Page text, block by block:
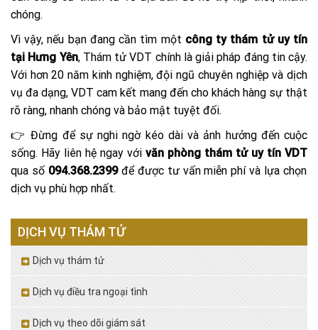
chóng.
Vì vậy, nếu bạn đang cần tìm một công ty thám tử uy tín
tại Hưng Yên, Thám tử VDT chính là giải pháp đáng tin cậy.
Với hơn 20 năm kinh nghiệm, đội ngũ chuyên nghiệp và dịch
vụ đa dạng, VDT cam kết mang đến cho khách hàng sự thật
rõ ràng, nhanh chóng và bảo mật tuyệt đối.
👉 Đừng để sự nghi ngờ kéo dài và ảnh hưởng đến cuộc
sống. Hãy liên hệ ngay với văn phòng thám tử uy tín VDT
qua số 094.368.2399để được tư vấn miễn phí và lựa chọn
dịch vụ phù hợp nhất.
DỊCH VỤ THÁM TỬ
Dịch vụ thám tử
Dịch vụ điều tra ngoại tình
Dịch vụ theo dõi giám sát